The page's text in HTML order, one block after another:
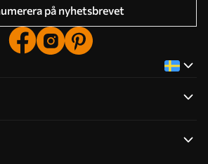
på nyhetsbrevet